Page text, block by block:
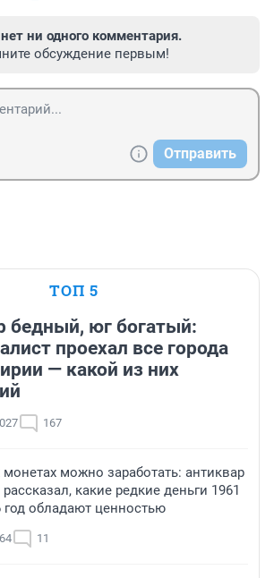
ни одного комментария.
обсуждение первым!
Отправить
ТОП 5
бедный, юг богатый:
проехал все города
— какой из них
167
монетах можно заработать: антиквар
какие редкие деньги 1961
год обладают ценностью
11